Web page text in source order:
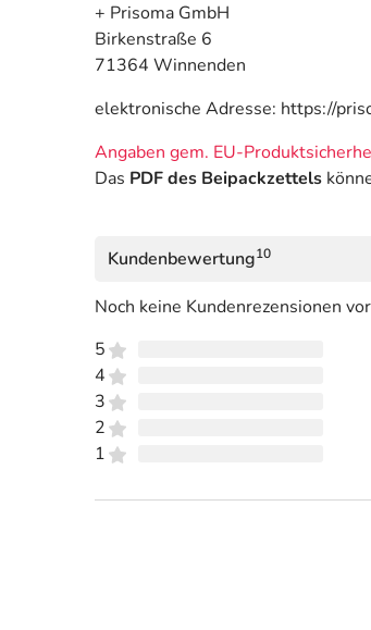
+ Prisoma GmbH
Birkenstraße 6
71364 Winnenden
elektronische Adresse: https://
Angaben gem. EU-
Das PDF des Beipackzettels
Kundenbewertung10
Noch keine Kundenrezensionen
5
4
3
2
1